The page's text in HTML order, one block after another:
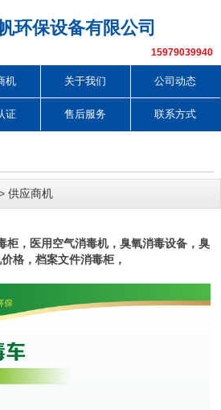
环保设备有限公司
15979039940
机 关于我们 公司动态
证 售后服务 联系方式
供应商机
柜，医用空气消毒机，臭氧消毒设备，臭
格，档案文件消毒柜，